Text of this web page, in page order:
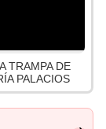
TRAMPA DE
PALACIOS